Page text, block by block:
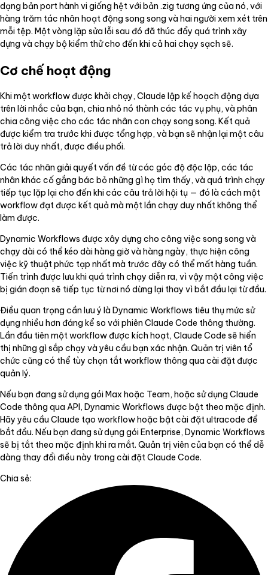
dạng bản port hành vi giống hệt với bản .zig tương ứng của nó, với
hàng trăm tác nhân hoạt động song song và hai người xem xét trên
mỗi tệp. Một vòng lặp sửa lỗi sau đó đã thúc đẩy quá trình xây
dựng và chạy bộ kiểm thử cho đến khi cả hai chạy sạch sẽ.
Cơ chế hoạt động
Khi một workflow được khởi chạy, Claude lập kế hoạch động dựa
trên lời nhắc của bạn, chia nhỏ nó thành các tác vụ phụ, và phân
chia công việc cho các tác nhân con chạy song song. Kết quả
được kiểm tra trước khi được tổng hợp, và bạn sẽ nhận lại một câu
trả lời duy nhất, được điều phối.
Các tác nhân giải quyết vấn đề từ các góc độ độc lập, các tác
nhân khác cố gắng bác bỏ những gì họ tìm thấy, và quá trình chạy
tiếp tục lặp lại cho đến khi các câu trả lời hội tụ — đó là cách một
workflow đạt được kết quả mà một lần chạy duy nhất không thể
làm được.
Dynamic Workflows được xây dựng cho công việc song song và
chạy dài có thể kéo dài hàng giờ và hàng ngày, thực hiện công
việc kỹ thuật phức tạp nhất mà trước đây có thể mất hàng tuần.
Tiến trình được lưu khi quá trình chạy diễn ra, vì vậy một công việc
bị gián đoạn sẽ tiếp tục từ nơi nó dừng lại thay vì bắt đầu lại từ đầu.
Điều quan trọng cần lưu ý là Dynamic Workflows tiêu thụ mức sử
dụng nhiều hơn đáng kể so với phiên Claude Code thông thường.
Lần đầu tiên một workflow được kích hoạt, Claude Code sẽ hiển
thị những gì sắp chạy và yêu cầu bạn xác nhận. Quản trị viên tổ
chức cũng có thể tùy chọn tắt workflow thông qua cài đặt được
quản lý.
Nếu bạn đang sử dụng gói Max hoặc Team, hoặc sử dụng Claude
Code thông qua API, Dynamic Workflows được bật theo mặc định.
Hãy yêu cầu Claude tạo workflow hoặc bật cài đặt ultracode để
bắt đầu. Nếu bạn đang sử dụng gói Enterprise, Dynamic Workflows
sẽ bị tắt theo mặc định khi ra mắt. Quản trị viên của bạn có thể dễ
dàng thay đổi điều này trong cài đặt Claude Code.
Chia sẻ: